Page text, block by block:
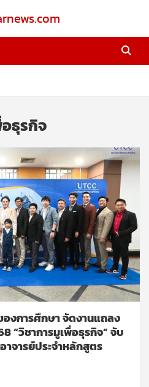
ธุรกิจ
งการศึกษา จัดงานแถลง
“วิชาการมูเพื่อธุรกิจ” จับ
จารย์ประจำหลักสูตร